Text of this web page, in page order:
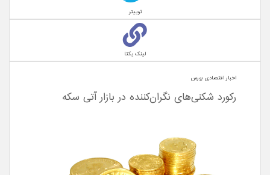
توییتر
لینک یکتا
اخبار اقتصادی بورس
رکورد شکنی‌های نگران‌کننده در بازار آتی سکه